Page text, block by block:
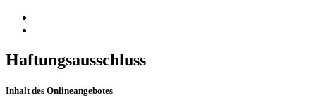
Haftungsausschluss
Inhalt des Onlineangebotes